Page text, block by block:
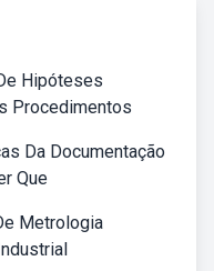
Hipóteses
Procedimentos
Da Documentação
Que
Metrologia